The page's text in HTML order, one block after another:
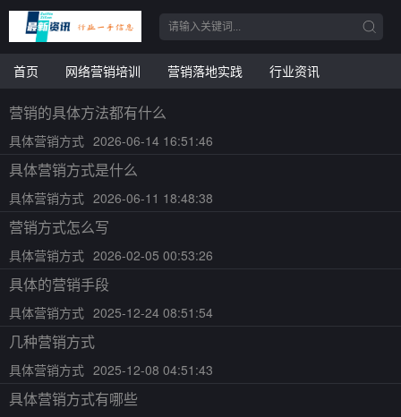
首页 网络营销培训 营销落地实践 行业资讯
营销的具体方法都有什么
具体营销方式 2026-06-14 16:51:46
具体营销方式是什么
具体营销方式 2026-06-11 18:48:38
营销方式怎么写
具体营销方式 2026-02-05 00:53:26
具体的营销手段
具体营销方式 2025-12-24 08:51:54
几种营销方式
具体营销方式 2025-12-08 04:51:43
具体营销方式有哪些